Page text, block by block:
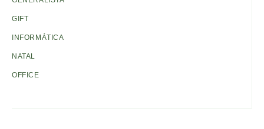
GIFT
INFORMÁTICA
NATAL
OFFICE